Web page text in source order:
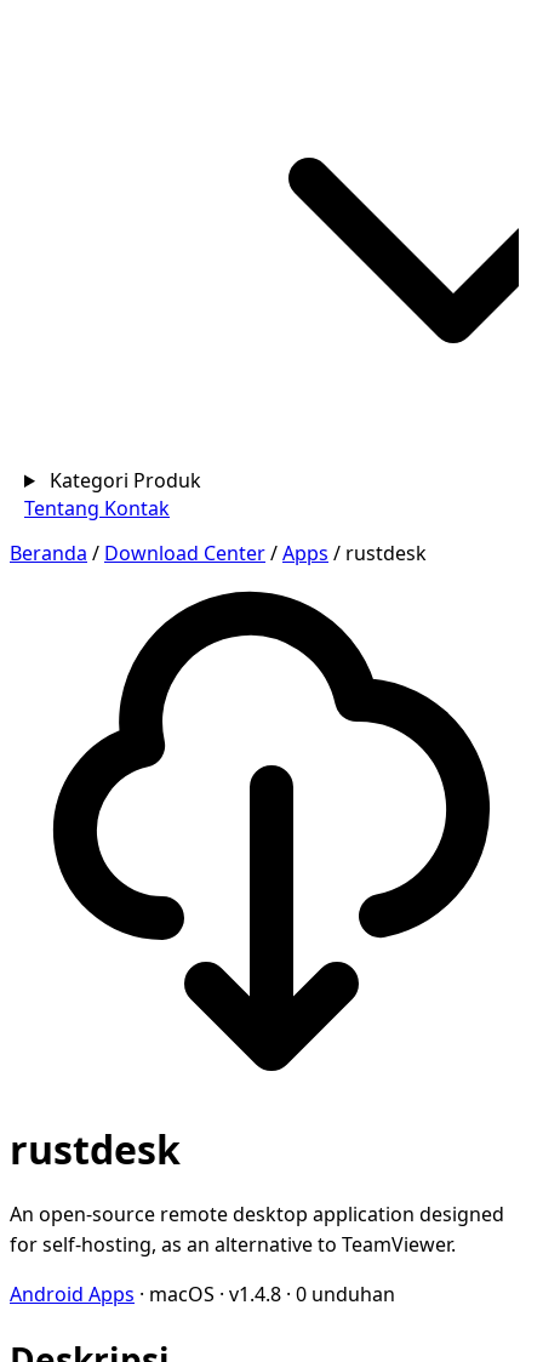
Kategori Produk
Tentang Kontak
Beranda / Download Center/Apps / rustdesk
rustdesk
An open-source remote desktop application designed
for self-hosting, as an alternative to TeamViewer.
Android Apps · macOS · v1.4.8 · 0 unduhan